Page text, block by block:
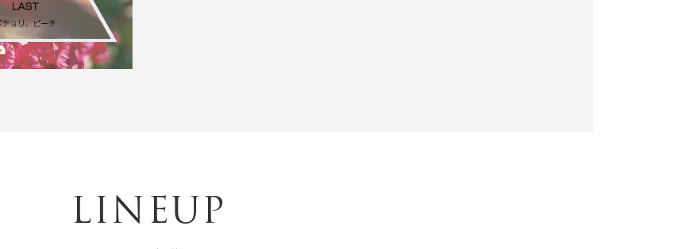
LINEUP